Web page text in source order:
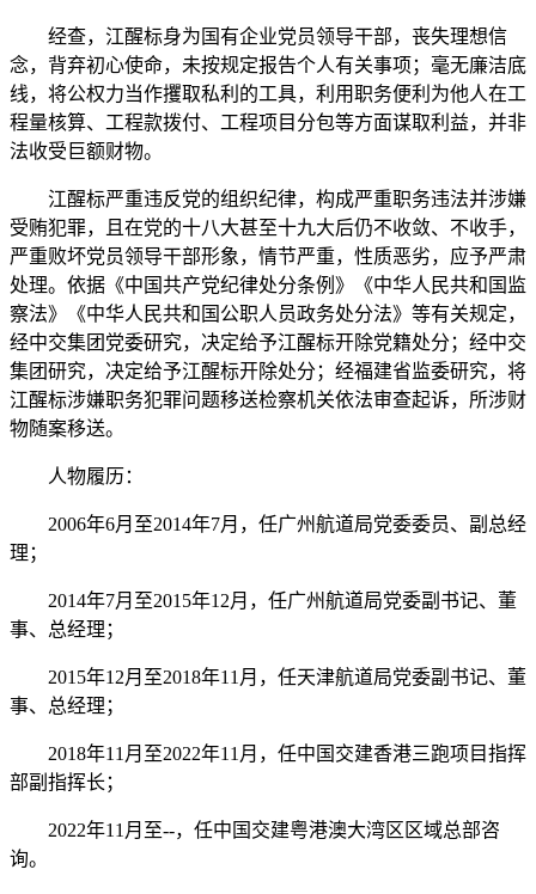
经查，江醒标身为国有企业党员领导干部，丧失理想信
念，背弃初心使命，未按规定报告个人有关事项；毫无廉洁底
线，将公权力当作攫取私利的工具，利用职务便利为他人在工
程量核算、工程款拨付、工程项目分包等方面谋取利益，并非
法收受巨额财物。
江醒标严重违反党的组织纪律，构成严重职务违法并涉嫌
受贿犯罪，且在党的十八大甚至十九大后仍不收敛、不收手，
严重败坏党员领导干部形象，情节严重，性质恶劣，应予严肃
处理。依据《中国共产党纪律处分条例》《中华人民共和国监
察法》《中华人民共和国公职人员政务处分法》等有关规定，
经中交集团党委研究，决定给予江醒标开除党籍处分；经中交
集团研究，决定给予江醒标开除处分；经福建省监委研究，将
江醒标涉嫌职务犯罪问题移送检察机关依法审查起诉，所涉财
物随案移送。
人物履历：
2006年6月至2014年7月，任广州航道局党委委员、副总经
理；
2014年7月至2015年12月，任广州航道局党委副书记、董
事、总经理；
2015年12月至2018年11月，任天津航道局党委副书记、董
事、总经理；
2018年11月至2022年11月，任中国交建香港三跑项目指挥
部副指挥长；
2022年11月至--，任中国交建粤港澳大湾区区域总部咨
询。